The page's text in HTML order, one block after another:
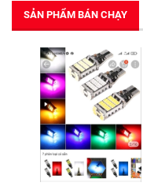
SẢN PHẨM BÁN CHẠY